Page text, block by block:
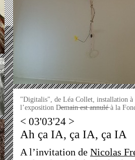
"Digitalis", de Léa Collet, installation à
l’exposition D̶e̶m̶a̶i̶n̶ ̶e̶s̶t̶ ̶a̶n̶n̶u̶l̶é̶ à la
< 03'03'24 >
Ah ça IA, ça IA, ça IA
A l’invitation de Nicolas